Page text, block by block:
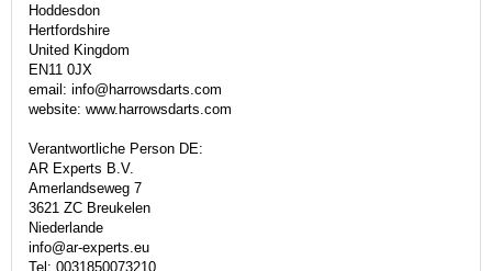
Hoddesdon
Hertfordshire
United Kingdom
EN11 0JX
email: info@harrowsdarts.com
website: www.harrowsdarts.com
Verantwortliche Person DE:
AR Experts B.V.
Amerlandseweg 7
3621 ZC Breukelen
Niederlande
info@ar-experts.eu
Tel: 0031850073210